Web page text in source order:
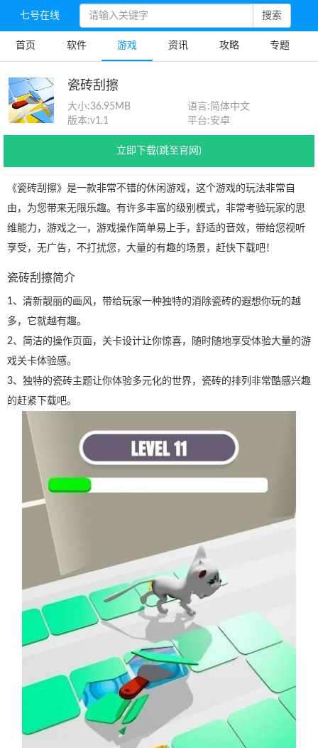
七号在线 搜索
首页 软件 游戏 资讯 攻略 专题
瓷砖刮擦
大小:36.95MB 语言:简体中文
版本:v1.1 平台:安卓
立即下载(跳至官网)
《瓷砖刮擦》是一款非常不错的休闲游戏，这个游戏的玩法非常自
由，为您带来无限乐趣。有许多丰富的级别模式，非常考验玩家的思
维能力，游戏之一，游戏操作简单易上手，舒适的音效，带给您视听
享受，无广告，不打扰您，大量的有趣的场景，赶快下载吧！
瓷砖刮擦简介
1、清新靓丽的画风，带给玩家一种独特的消除瓷砖的遐想你玩的越
多，它就越有趣。
2、简洁的操作页面，关卡设计让你惊喜，随时随地享受体验大量的游
戏关卡体验感。
3、独特的瓷砖主题让你体验多元化的世界，瓷砖的排列非常酷感兴趣
的赶紧下载吧。